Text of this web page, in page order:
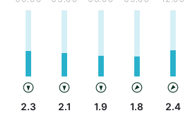
2.3 2.1 1.9 1.8 2.4